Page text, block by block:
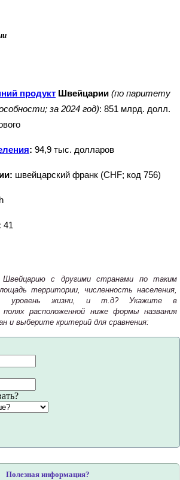
продукт Швейцарии (по паритету
за 2024 год): 851 млрд. долл.
: 94,9 тыс. долларов
швейцарский франк (CHF; код 756)
41
с другими странами по таким
территории, численность населения,
уровень жизни, и т.д? Укажите в
расположенной ниже формы названия
и выберите критерий для сравнения:
Полезная информация?